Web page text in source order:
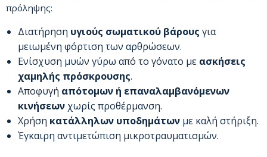
πρόληψης:
Διατήρηση υγιούς σωματικού βάρους για
μειωμένη φόρτιση των αρθρώσεων.
Ενίσχυση μυών γύρω από το γόνατο με ασκήσεις
χαμηλής πρόσκρουσης.
Αποφυγή απότομων ή επαναλαμβανόμενων
κινήσεων χωρίς προθέρμανση.
Χρήση κατάλληλων υποδημάτων με καλή στήριξη.
Έγκαιρη αντιμετώπιση μικροτραυματισμών.